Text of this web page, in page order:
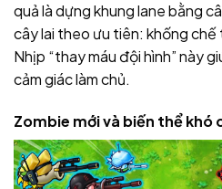
quả là dựng khung lane bằng
cây lai theo ưu tiên: khống
Nhịp “thay máu đội hình” này
cảm giác làm chủ.
Zombie mới và biến thể khó